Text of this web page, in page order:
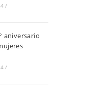
/
aniversario
/